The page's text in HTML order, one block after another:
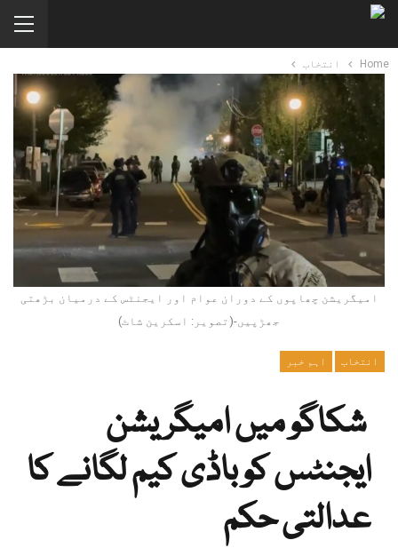
Home انتخاب
امیگریشن چھاپوں کے دوران عوام اور ایجنٹس کے درمیان بڑھتی
جھڑپیں-(تصویر: اسکرین شاٹ)
انتخاب اہم خبر
شکاگو میں امیگریشن
ایجنٹس کو باڈی کیم لگانے کا
عدالتی حکم